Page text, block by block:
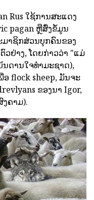
Rus ໃຊ້ການສະແດງ
pagan ຫຼືສົ່ງຂໍ້ມູນ
າຊິກສ່ວນບຸກຄົນຂອງ
ວຢ່າງ, ໂດຍກ່າວວ່າ "ແມ່
ດານໃຈທໍາມະຊາດ),
ອ flock sheep, ມັນຈະ
ຂອງນາ Igor,
ງຄາມ).